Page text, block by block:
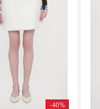
-40%